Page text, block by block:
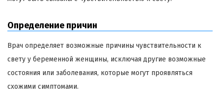
Определение причин
Врач определяет возможные причины чувствительности к
свету у беременной женщины, исключая другие возможные
состояния или заболевания, которые могут проявляться
схожими симптомами.